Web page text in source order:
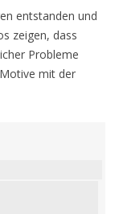
entstanden und
zeigen, dass
Probleme
mit der